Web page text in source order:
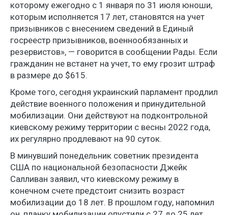
которому ежегодно с 1 января по 31 июля юноши,
которым исполняется 17 лет, становятся на учет
призывников с внесением сведений в Единый
госреестр призывников, военнообязанных и
резервистов», — говорится в сообщении Рады. Если
гражданин не встанет на учет, то ему грозит штраф
в размере до $615.
Кроме того, сегодня украинский парламент продлил
действие военного положения и принудительной
мобилизации. Они действуют на подконтрольной
киевскому режиму территории с весны 2022 года,
их регулярно продлевают на 90 суток.
В минувший понедельник советник президента
США по национальной безопасности Джейк
Салливан заявил, что киевскому режиму в
конечном счете предстоит снизить возраст
мобилизации до 18 лет. В прошлом году, напомнил